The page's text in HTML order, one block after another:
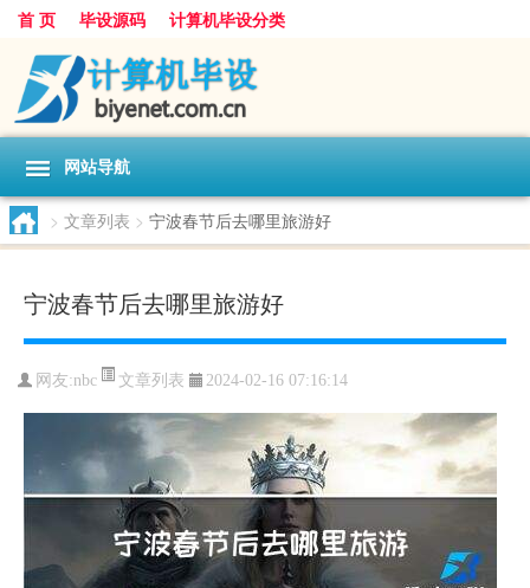
首 页 毕设源码 计算机毕设分类
网站导航
> 文章列表 > 宁波春节后去哪里旅游好
宁波春节后去哪里旅游好
网友:nbc 文章列表 2024-02-16 07:16:14